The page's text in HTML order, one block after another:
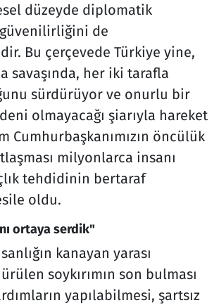
düzeyde diplomatik
de
Bu çerçevede Türkiye yine,
savaşında, her iki tarafla
sürdürüyor ve onurlu bir
olmayacağı şiarıyla hareket
Cumhurbaşkanımızın öncülük
milyonlarca insanı
tehdidinin bertaraf
oldu.
ortaya serdik"
kanayan yarası
soykırımın son bulması
yapılabilmesi, şartsız